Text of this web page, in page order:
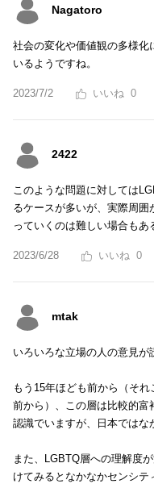
Nagatoro
社会の変化や価値観の多様化
いるようですね。
2023/7/2 0
2422
このような問題に対しては
るケースが多いが、実際周
っていくのは難しい場合もあ
2023/6/28 0
mtak
いろいろな立場の人の意見が
もう15年ほども前から（そ
前から）、この層は比較的
認識でいますが、日本ではな
また、LGBTQ層への理解度
けてみるとなかなかセンシテ